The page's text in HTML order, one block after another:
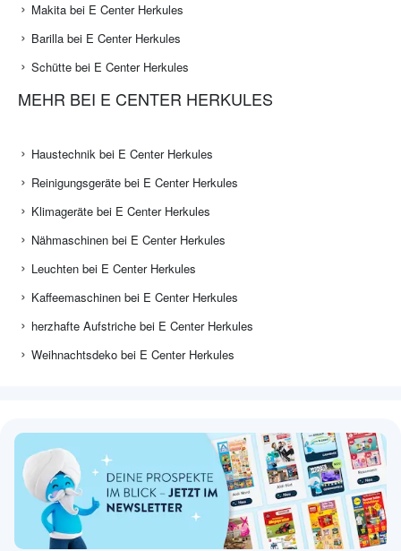
Makita bei E Center Herkules
Barilla bei E Center Herkules
Schütte bei E Center Herkules
MEHR BEI E CENTER HERKULES
Haustechnik bei E Center Herkules
Reinigungsgeräte bei E Center Herkules
Klimageräte bei E Center Herkules
Nähmaschinen bei E Center Herkules
Leuchten bei E Center Herkules
Kaffeemaschinen bei E Center Herkules
herzhafte Aufstriche bei E Center Herkules
Weihnachtsdeko bei E Center Herkules